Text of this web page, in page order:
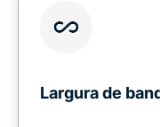
Largura de